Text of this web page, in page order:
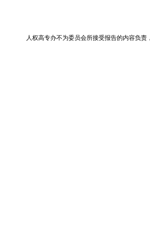
人权高专办不为委员会所接受报告的内容负